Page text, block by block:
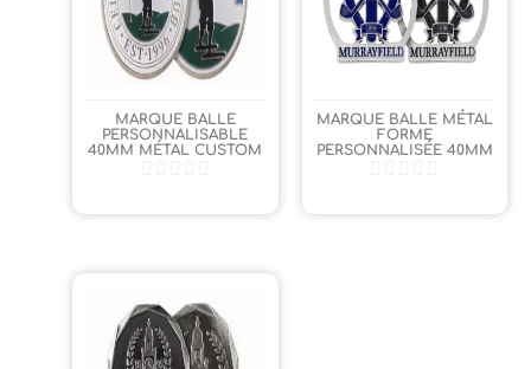
MARQUE BALLE
PERSONNALISABLE
40MM MÉTAL CUSTOM
MARQUE BALLE MÉTAL
FORME
PERSONNALISÉE 40MM